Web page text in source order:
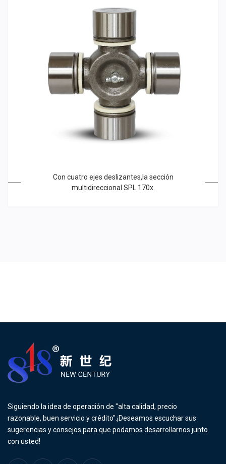
Con cuatro ejes deslizantes,la sección
multidireccional SPL 170x.
Siguiendo la idea de operación de "alta calidad, precio
razonable, buen servicio y crédito".¡Deseamos escuchar sus
sugerencias y consejos para que podamos desarrollarnos junto
con usted!